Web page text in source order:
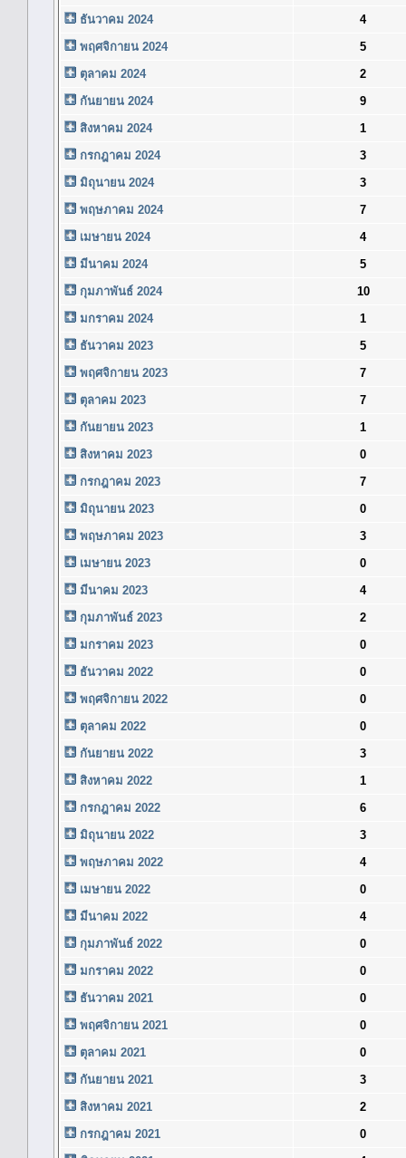
ธันวาคม 2024
4
พฤศจิกายน 2024
5
ตุลาคม 2024
2
กันยายน 2024
9
สิงหาคม 2024
1
กรกฎาคม 2024
3
มิถุนายน 2024
3
พฤษภาคม 2024
7
เมษายน 2024
4
มีนาคม 2024
5
กุมภาพันธ์ 2024
10
มกราคม 2024
1
ธันวาคม 2023
5
พฤศจิกายน 2023
7
ตุลาคม 2023
7
กันยายน 2023
1
สิงหาคม 2023
0
กรกฎาคม 2023
7
มิถุนายน 2023
0
พฤษภาคม 2023
3
เมษายน 2023
0
มีนาคม 2023
4
กุมภาพันธ์ 2023
2
มกราคม 2023
0
ธันวาคม 2022
0
พฤศจิกายน 2022
0
ตุลาคม 2022
0
กันยายน 2022
3
สิงหาคม 2022
1
กรกฎาคม 2022
6
มิถุนายน 2022
3
พฤษภาคม 2022
4
เมษายน 2022
0
มีนาคม 2022
4
กุมภาพันธ์ 2022
0
มกราคม 2022
0
ธันวาคม 2021
0
พฤศจิกายน 2021
0
ตุลาคม 2021
0
กันยายน 2021
3
สิงหาคม 2021
2
กรกฎาคม 2021
0